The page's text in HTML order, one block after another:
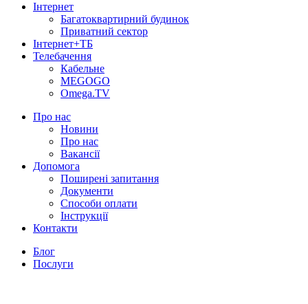
Інтернет
Багатоквартирний будинок
Приватний сектор
Інтернет+ТБ
Телебачення
Кабельне
MEGOGO
Omega.TV
Про нас
Новини
Про нас
Вакансії
Допомога
Поширені запитання
Документи
Способи оплати
Інструкції
Контакти
Блог
Послуги